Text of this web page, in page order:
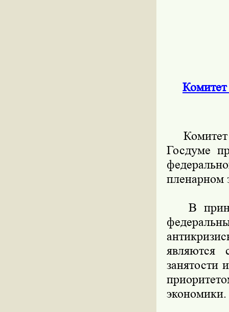
Комитет
Госдуме
пленарном
В
являются
занятости
экономики.